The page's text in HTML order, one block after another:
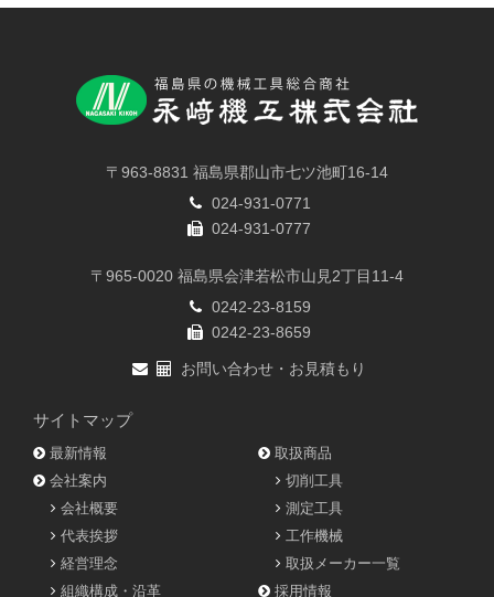
〒963-8831 福島県郡山市七ツ池町16-14
024-931-0771
024-931-0777
〒965-0020 福島県会津若松市山見2丁目11-4
0242-23-8159
0242-23-8659
お問い合わせ・お見積もり
サイトマップ
最新情報
会社案内
会社概要
代表挨拶
経営理念
組織構成・沿革
取扱商品
切削工具
測定工具
工作機械
取扱メーカー一覧
採用情報